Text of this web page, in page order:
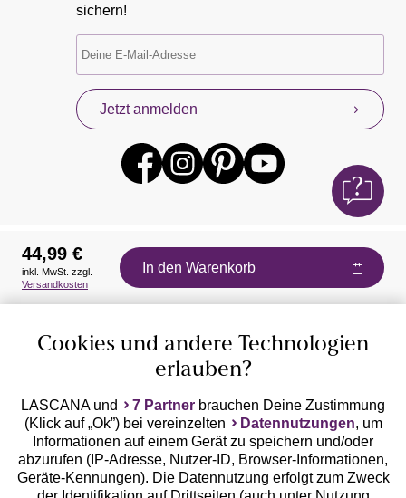
sichern!
Jetzt anmelden
Auszeichnungen
Geprüfte Sicherheit
44,99 €
inkl. MwSt. zzgl.
Versandkosten
In den Warenkorb
Cookies und andere Technologien
erlauben?
LASCANA und 7 Partner brauchen Deine Zustimmung
(Klick auf „Ok”) bei vereinzelten
Datennutzungen, um
Informationen auf einem Gerät zu speichern und/oder
abzurufen (IP-Adresse, Nutzer-ID, Browser-Informationen,
Geräte-Kennungen). Die Datennutzung erfolgt zum Zweck